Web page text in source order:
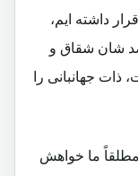
داشته ایم،
شان شقاق و
جهانبانی را
ما خواهش